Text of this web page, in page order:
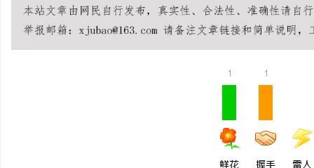
1
鲜花
1
握手 雷人